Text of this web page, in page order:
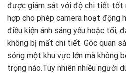
được giám sát với độ chi tiết tốt
hợp cho phép camera hoạt động
điều kiện ánh sáng yếu hoặc tối,
không bị mất chi tiết. Góc quan
sóng một khu vực lớn mà không
trọng nào.Tuy nhiên nhiều người